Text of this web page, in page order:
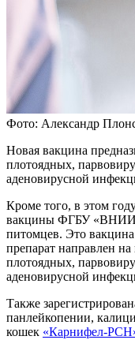
Фото: Александр
Новая вакцина
плотоядных,
аденовирусной
Кроме того, в этом
вакцины ФГБУ
питомцев. Это
препарат направлен
плотоядных,
аденовирусной
Также
панлейкопении,
кошек «Карнифел-